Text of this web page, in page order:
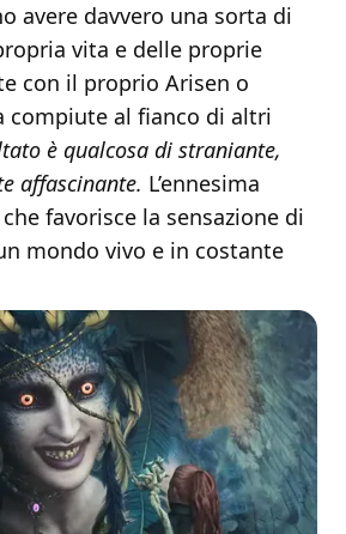
avere davvero una sorta di
vita e delle proprie
con il proprio Arisen o
compiute al fianco di altri
è qualcosa di straniante,
affascinante. L’ennesima
favorisce la sensazione di
mondo vivo e in costante